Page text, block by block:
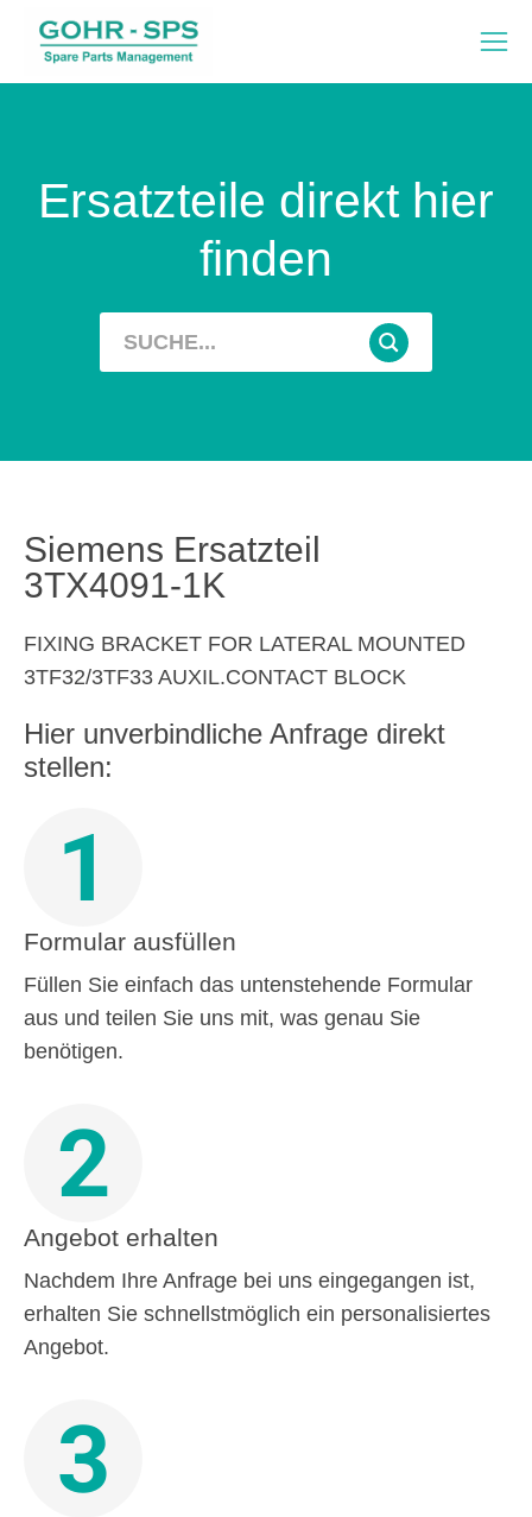
Ersatzteile direkt hier
finden
Siemens Ersatzteil
3TX4091-1K
FIXING BRACKET FOR LATERAL MOUNTED
3TF32/3TF33 AUXIL.CONTACT BLOCK
Hier unverbindliche Anfrage direkt
stellen:
1
Formular ausfüllen
Füllen Sie einfach das untenstehende Formular
aus und teilen Sie uns mit, was genau Sie
benötigen.
2
Angebot erhalten
Nachdem Ihre Anfrage bei uns eingegangen ist,
erhalten Sie schnellstmöglich ein personalisiertes
Angebot.
3